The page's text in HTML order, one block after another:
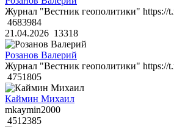
Журнал "Вестник геополитики" https://
4683984
21.04.2026 13318
Розанов Валерий
Журнал "Вестник геополитики" https://
4751805
Каймин Михаил
mkaymin2000
4512385